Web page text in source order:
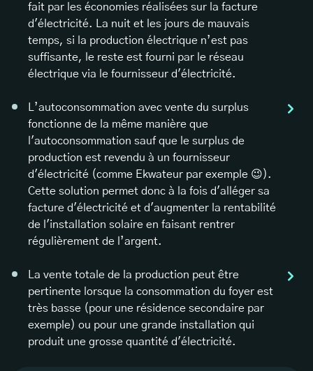
fait par les économies réalisées sur la facture
d'électricité. La nuit et les jours de mauvais
temps, si la production électrique n’est pas
suffisante, le reste est fourni par le réseau
électrique via le fournisseur d'électricité.
L’autoconsommation avec vente du surplus
fonctionne de la même manière que
l'autoconsommation sauf que le surplus de
production est revendu à un fournisseur
d'électricité (comme Ekwateur par exemple 😉).
Cette solution permet donc à la fois d'alléger sa
facture d'électricité et d'augmenter la rentabilité
de l'installation solaire en faisant rentrer
régulièrement de l’argent.
La vente totale de la production peut être
pertinente lorsque la consommation du foyer est
très basse (pour une résidence secondaire par
exemple) ou pour une grande installation qui
produit une grosse quantité d'électricité.